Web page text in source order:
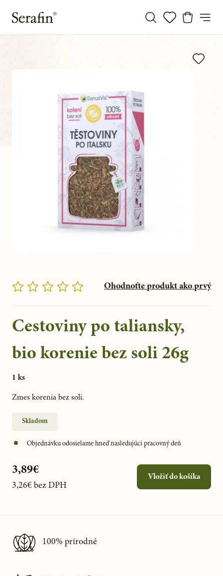
Ohodnoťte produkt ako prvý
Cestoviny po taliansky,
bio korenie bez soli 26g
1 ks
Zmes korenia bez soli.
Skladom
Objednávku odosielame hneď nasledujúci pracovný deň
3,89€
3,26€ bez DPH
Vložiť do košíka
100% prírodné